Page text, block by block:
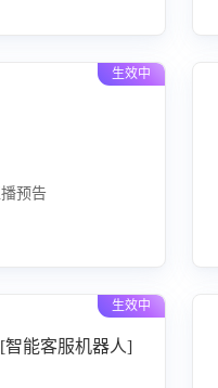
生效中
预告
生效中
智能客服机器人]